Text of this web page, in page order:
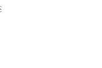
Prezzo